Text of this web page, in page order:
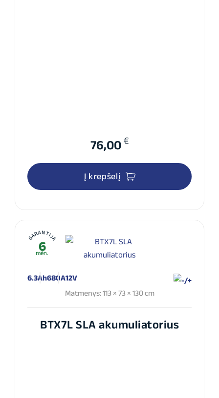
76,00 €
Į krepšelį
GARANTIJA
6
mėn.
6.3Ah680A12V
Matmenys: 113 × 73 × 130 cm
BTX7L SLA akumuliatorius